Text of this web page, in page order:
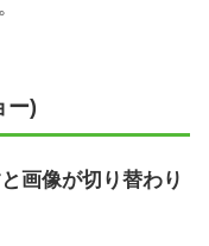
ー)
画像が切り替わり